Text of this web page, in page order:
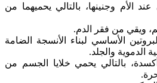
الأم وجنينها، بالتالي يحميهما من
ويقي من فقر الدم.
الأساسي لبناء الأنسجة الضامة
الدموية والجلد.
بالتالي يحمي خلايا الجسم من